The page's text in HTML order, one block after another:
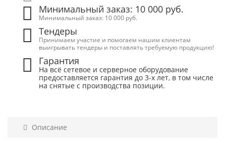
Минимальный заказ: 10 000 руб.
Минимальный заказ: 10 000 руб.
Тендеры
Принимаем участие и помогаем нашим клиентам
выигрывать тендеры и поставлять требуемую продукцию!
Гарантия
На всё сетевое и серверное оборудование
предоставляется гарантия до 3-х лет, в том числе
на снятые с производства позиции.
Описание